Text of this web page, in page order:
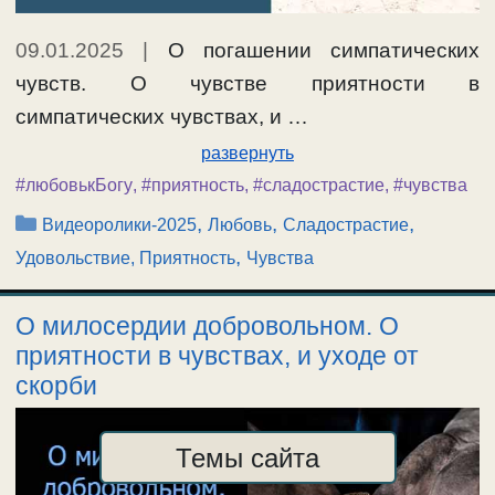
09.01.2025
О погашении симпатических
чувств. О чувстве приятности в
симпатических чувствах, и …
развернуть
#любовькБогу, #приятность, #сладострастие, #чувства
Рубрики
Видеоролики-2025,Любовь,Сладострастие,
Удовольствие, Приятность, Чувства
О милосердии добровольном. О
приятности в чувствах, и уходе от
скорби
Темы сайта